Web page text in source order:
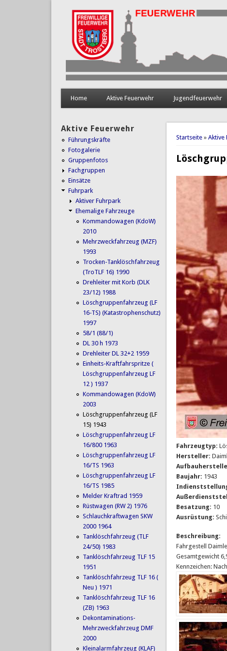
Home Aktive Feuerwehr Jugendfeuerwehr
Sie sind
Startseite »Aktive
Fahrzeugtyp:
Hersteller:
Baujahr: 1943
Besatzung: 10
Ausrüstung:
Beschreibung:
Fahrgestell
Gesamtgewicht
Kennzeichen:
Aktive Feuerwehr
Führungskräfte
Fotogalerie
Gruppenfotos
Fachgruppen
Einsätze
Fuhrpark
Aktiver Fuhrpark
Ehemalige Fahrzeuge
Kommandowagen (KdoW)
2010
Mehrzweckfahrzeug (MZF)
1993
Trocken-Tanklöschfahrzeug
(TroTLF 16) 1990
Drehleiter mit Korb (DLK
23/12) 1988
Löschgruppenfahrzeug (LF
16-TS) (Katastrophenschutz)
1997
58/1 (88/1)
DL 30 h 1973
Drehleiter DL 32+2 1959
Einheits-Kraftfahrspritze (
Löschgruppenfahrzeug LF
12 ) 1937
Kommandowagen (KdoW)
2003
Löschgruppenfahrzeug (LF
15) 1943
Löschgruppenfahrzeug LF
16/800 1963
Löschgruppenfahrzeug LF
16/TS 1963
Löschgruppenfahrzeug LF
16/TS 1985
Melder Kraftrad 1959
Rüstwagen (RW 2) 1976
Schlauchkraftwagen SKW
2000 1964
Tanklöschfahrzeug (TLF
24/50) 1983
Tanklöschfahrzeug TLF 15
1951
Tanklöschfahrzeug TLF 16 (
Neu ) 1971
Tanklöschfahrzeug TLF 16
(ZB) 1963
Dekontaminations-
Mehrzweckfahrzeug DMF
2000
Kleinalarmfahrzeug (KLAF)